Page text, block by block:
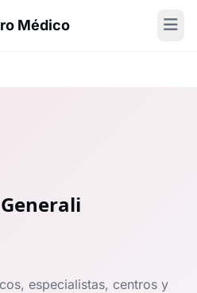
Médico
especialistas, centros y